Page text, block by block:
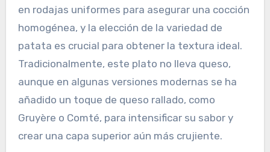
en rodajas uniformes para asegurar una cocción
homogénea, y la elección de la variedad de
patata es crucial para obtener la textura ideal.
Tradicionalmente, este plato no lleva queso,
aunque en algunas versiones modernas se ha
añadido un toque de queso rallado, como
Gruyère o Comté, para intensificar su sabor y
crear una capa superior aún más crujiente.